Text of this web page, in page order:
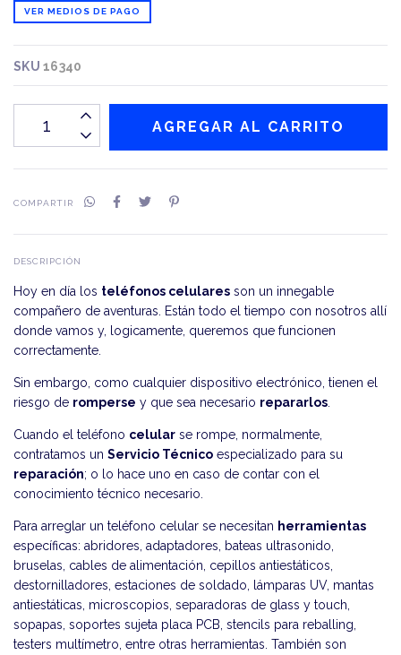
VER MEDIOS DE PAGO
SKU16340
COMPARTIR
DESCRIPCIÓN
Hoy en día los teléfonos celulares son un innegable
compañero de aventuras. Están todo el tiempo con nosotros allí
donde vamos y, logicamente, queremos que funcionen
correctamente.
Sin embargo, como cualquier dispositivo electrónico, tienen el
riesgo de romperse y que sea necesario repararlos
Cuando el teléfono celular se rompe, normalmente,
contratamos un Servicio Técnico especializado para su
reparación; o lo hace uno en caso de contar con el
conocimiento técnico necesario.
Para arreglar un teléfono celular se necesitan herramientas
específicas: abridores, adaptadores, bateas ultrasonido,
bruselas, cables de alimentación, cepillos antiestáticos,
destornilladores, estaciones de soldado, lámparas UV, mantas
antiestáticas, microscopios, separadoras de glass y touch,
sopapas, soportes sujeta placa PCB, stencils para reballing,
testers multímetro, entre otras herramientas. También son